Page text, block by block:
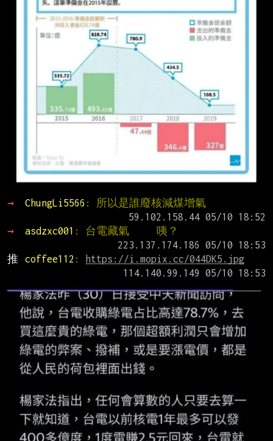
→ ChungLi5566 : 所以是誰廢核減煤增氣
→
asdzxc001 : 台電藏氣     咦？
推
coffee112 :
https://i.mopix.cc/044DK5.jpg